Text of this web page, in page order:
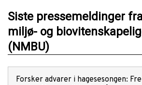
Siste pressemeldinger
miljø- og
(NMBU)
Forsker advarer i hagesesongen: